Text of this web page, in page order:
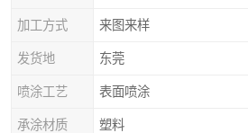
加工方式 来图来样
发货地 东莞
喷涂工艺 表面喷涂
承涂材质 塑料